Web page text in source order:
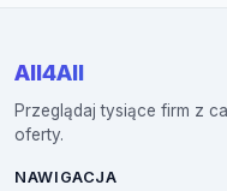
All4All
Przeglądaj tysiące firm z
oferty.
NAWIGACJA